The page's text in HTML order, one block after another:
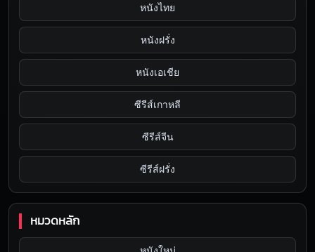
หนังไทย
หนังฝรั่ง
หนังเอเชีย
ซีรีส์เกาหลี
ซีรีส์จีน
ซีรีส์ฝรั่ง
หมวดหลัก